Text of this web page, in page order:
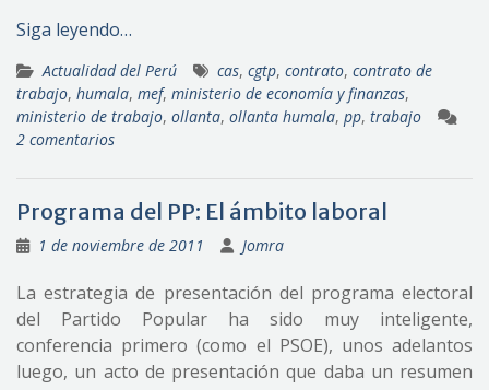
Siga leyendo…
Actualidad del Perú cas, cgtp, contrato, contrato de
trabajo, humala, mef, ministerio de economía y finanzas,
ministerio de trabajo, ollanta, ollanta humala, pp, trabajo
2 comentarios
Programa del PP: El ámbito laboral
1 de noviembre de 2011 Jomra
La estrategia de presentación del programa electoral
del Partido Popular ha sido muy inteligente,
conferencia primero (como el PSOE), unos adelantos
luego, un acto de presentación que daba un resumen